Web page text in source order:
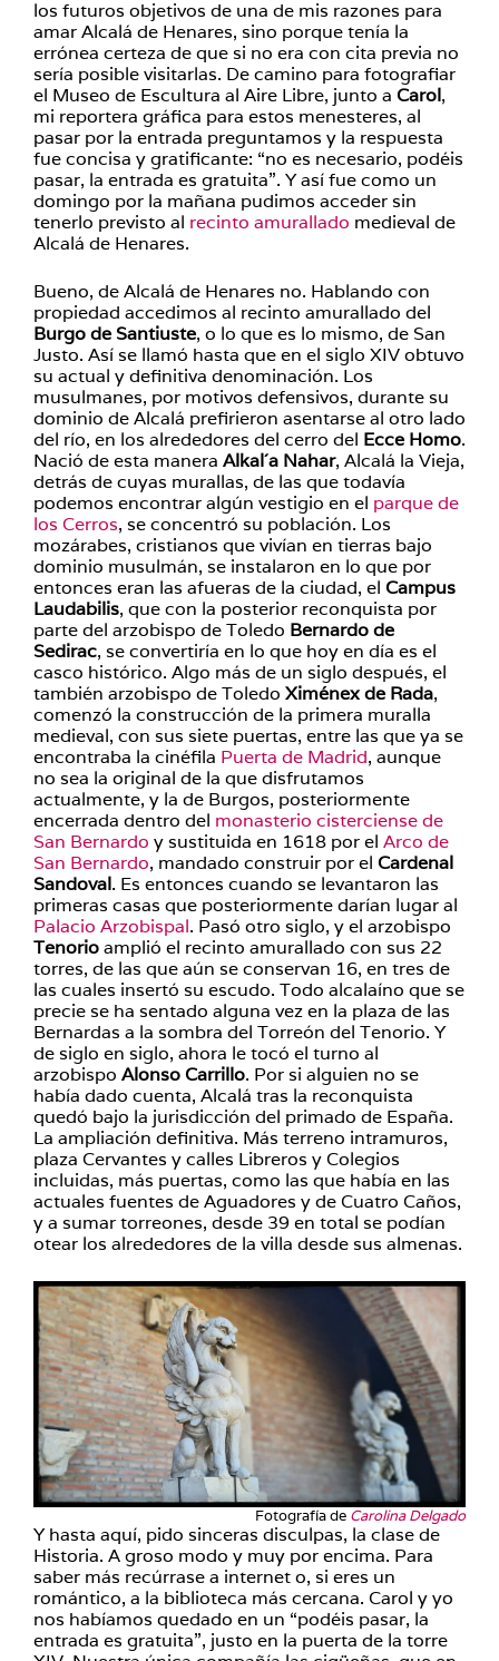
los futuros objetivos de una de mis razones para
amar Alcalá de Henares, sino porque tenía la
errónea certeza de que si no era con cita previa no
sería posible visitarlas. De camino para fotografiar
el Museo de Escultura al Aire Libre, junto a Carol,
mi reportera gráfica para estos menesteres, al
pasar por la entrada preguntamos y la respuesta
fue concisa y gratificante: “no es necesario, podéis
pasar, la entrada es gratuita”. Y así fue como un
domingo por la mañana pudimos acceder sin
tenerlo previsto al recinto amurallado medieval de
Alcalá de Henares.
Bueno, de Alcalá de Henares no. Hablando con
propiedad accedimos al recinto amurallado del
Burgo de Santiuste, o lo que es lo mismo, de San
Justo. Así se llamó hasta que en el siglo XIV obtuvo
su actual y definitiva denominación. Los
musulmanes, por motivos defensivos, durante su
dominio de Alcalá prefirieron asentarse al otro lado
del río, en los alrededores del cerro del Ecce Homo.
Nació de esta manera Alkal´a Nahar, Alcalá la Vieja,
detrás de cuyas murallas, de las que todavía
podemos encontrar algún vestigio en el parque de
los Cerros, se concentró su población. Los
mozárabes, cristianos que vivían en tierras bajo
dominio musulmán, se instalaron en lo que por
entonces eran las afueras de la ciudad, el Campus
Laudabilis, que con la posterior reconquista por
parte del arzobispo de Toledo Bernardo de
Sedirac, se convertiría en lo que hoy en día es el
casco histórico. Algo más de un siglo después, el
también arzobispo de Toledo Ximénex de Rada,
comenzó la construcción de la primera muralla
medieval, con sus siete puertas, entre las que ya se
encontraba la cinéfila Puerta de Madrid, aunque
no sea la original de la que disfrutamos
actualmente, y la de Burgos, posteriormente
encerrada dentro del monasterio cisterciense de
San Bernardo y sustituida en 1618 por el Arco de
San Bernardo, mandado construir por el Cardenal
Sandoval. Es entonces cuando se levantaron las
primeras casas que posteriormente darían lugar al
Palacio Arzobispal. Pasó otro siglo, y el arzobispo
Tenorioamplió el recinto amurallado con sus 22
torres, de las que aún se conservan 16, en tres de
las cuales insertó su escudo. Todo alcalaíno que se
precie se ha sentado alguna vez en la plaza de las
Bernardas a la sombra del Torreón del Tenorio. Y
de siglo en siglo, ahora le tocó el turno al
arzobispo Alonso Carrillo. Por si alguien no se
había dado cuenta, Alcalá tras la reconquista
quedó bajo la jurisdicción del primado de España.
La ampliación definitiva. Más terreno intramuros,
plaza Cervantes y calles Libreros y Colegios
incluidas, más puertas, como las que había en las
actuales fuentes de Aguadores y de Cuatro Caños,
y a sumar torreones, desde 39 en total se podían
otear los alrededores de la villa desde sus almenas.
Fotografía de Carolina Delgado
Y hasta aquí, pido sinceras disculpas, la clase de
Historia. A groso modo y muy por encima. Para
saber más recúrrase a internet o, si eres un
romántico, a la biblioteca más cercana. Carol y yo
nos habíamos quedado en un “podéis pasar, la
entrada es gratuita”, justo en la puerta de la torre